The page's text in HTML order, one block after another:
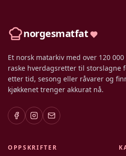
norgesmatfat
Et norsk matarkiv med over 120
raske hverdagsretter til storslagne
etter tid, sesong eller råvarer og
kjøkkenet trenger akkurat nå.
OPPSKRIFTER